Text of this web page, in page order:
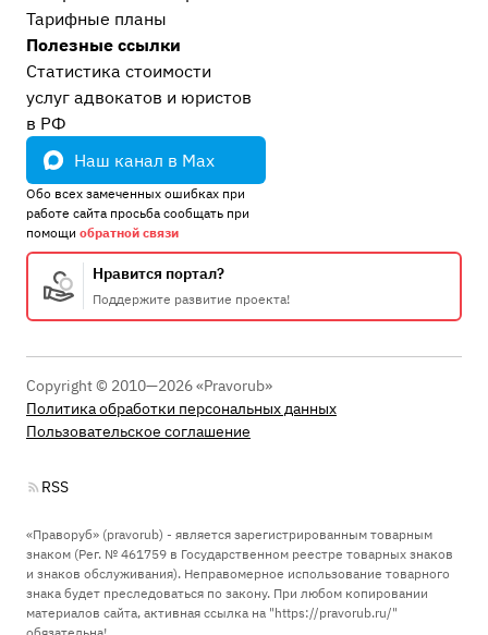
Тарифные планы
Полезные ссылки
Статистика стоимости
услуг адвокатов и юристов
в РФ
Наш канал в Max
Обо всех замеченных ошибках при
работе сайта просьба сообщать при
помощи обратной связи
Нравится портал?
Поддержите развитие проекта!
Copyright © 2010—2026 «Pravorub»
Политика обработки персональных данных
Пользовательское соглашение
RSS
«Праворуб» (pravorub) - является зарегистрированным товарным
знаком (Рег. № 461759 в Государственном реестре товарных знаков
и знаков обслуживания). Неправомерное использование товарного
знака будет преследоваться по закону. При любом копировании
материалов сайта, активная ссылка на "https://pravorub.ru/"